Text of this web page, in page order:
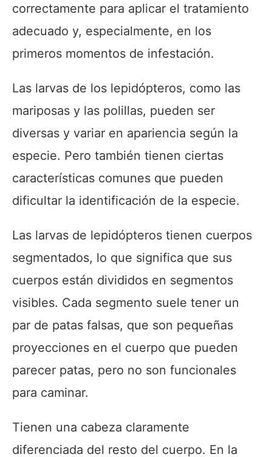
correctamente para aplicar el tratamiento
adecuado y, especialmente, en los
primeros momentos de infestación.
Las larvas de los lepidópteros, como las
mariposas y las polillas, pueden ser
diversas y variar en apariencia según la
especie. Pero también tienen ciertas
características comunes que pueden
dificultar la identificación de la especie.
Las larvas de lepidópteros tienen cuerpos
segmentados, lo que significa que sus
cuerpos están divididos en segmentos
visibles. Cada segmento suele tener un
par de patas falsas, que son pequeñas
proyecciones en el cuerpo que pueden
parecer patas, pero no son funcionales
para caminar.
Tienen una cabeza claramente
diferenciada del resto del cuerpo. En la